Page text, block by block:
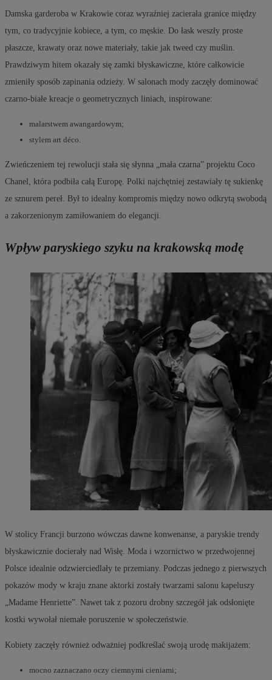
Damska garderoba w Krakowie coraz wyraźniej zacierała granice między
tym, co tradycyjnie kobiece, a tym, co męskie. Do łask weszły proste
płaszcze, krawaty oraz nowe materiały, takie jak tweed czy muślin.
Prawdziwym hitem okazały się zamki błyskawiczne, które całkowicie
zmieniły sposób zapinania odzieży. W salonach mody zaczęły dominować
czarno-białe kreacje o geometrycznych liniach, inspirowane:
malarstwem awangardowym;
stylem art déco.
Zwieńczeniem tej rewolucji stała się słynna „mała czarna” projektu Coco
Chanel, która podbiła całą Europę. Polki najchętniej zestawiały tę sukienkę
ze sznurem pereł. Był to idealny kompromis między nowo odkrytą swobodą
a zakorzenionym zamiłowaniem do elegancji.
Wpływ paryskiego szyku na krakowską modę
W stolicy Francji burzono wówczas dawne konwenanse, a paryskie trendy
błyskawicznie docierały nad Wisłę. Moda i wzornictwo w przedwojennej
Polsce idealnie odzwierciedlały te przemiany. Podczas jednego z pierwszych
pokazów mody w kraju znane aktorki zostały twarzami salonu kapeluszy
„Madame Henriette”. Nawet tak z pozoru drobny szczegół jak odsłonięte
kostki wywołał niemałe poruszenie w społeczeństwie.
Kobiety zaczęły również odważniej podkreślać swoją urodę makijażem:
mocno zaznaczano oczy ciemnymi cieniami;